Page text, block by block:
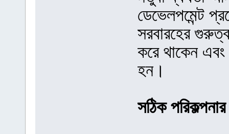
ডেভেলপমেন্ট
সরবারহের
করে থাকেন
হন।
সঠিক